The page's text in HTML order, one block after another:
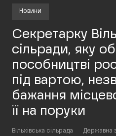
Новини
Секретарку
сільради, яку
пособництві
під вартою,
бажання
її на поруки
Вільхівська сільрада Державна